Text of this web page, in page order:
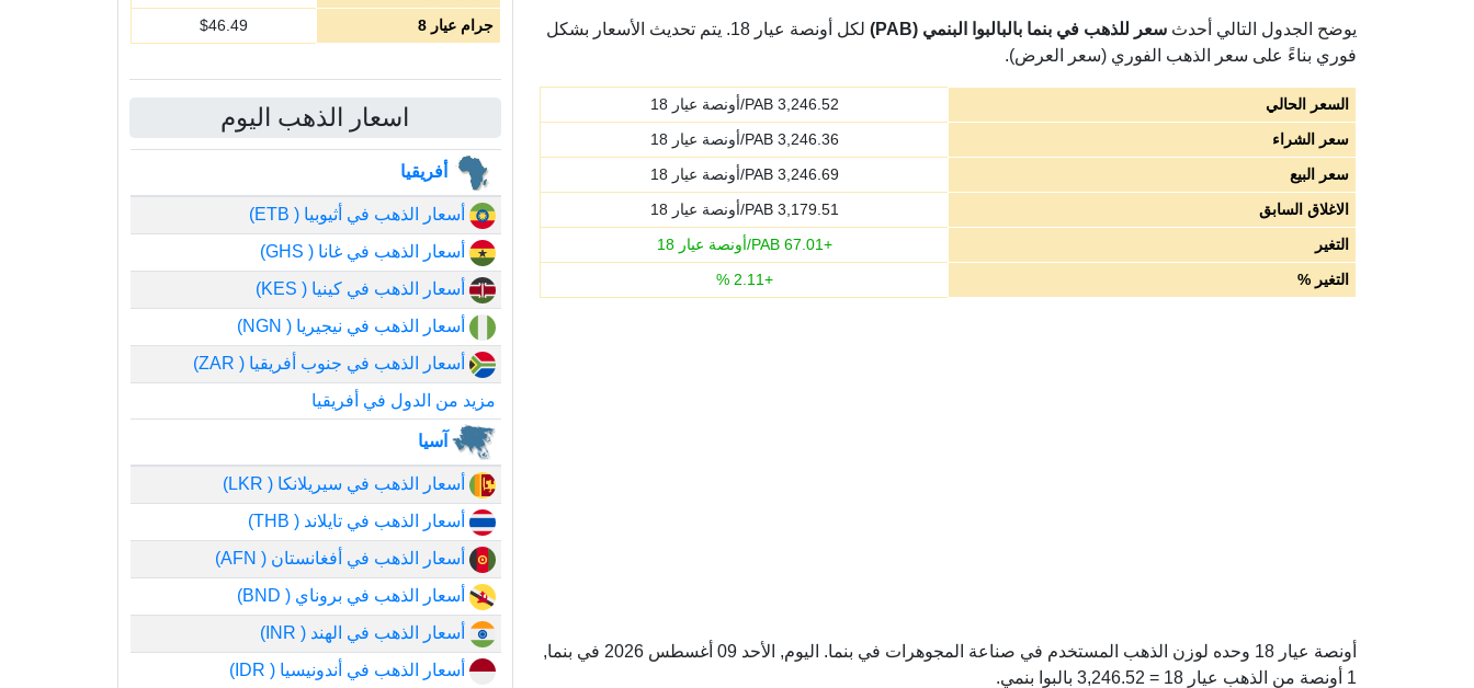
يوضح الجدول التالي أحدث سعر للذهب في بنما بالبالبوا البنمي (PAB)
لكل أونصة عيار 18. يتم تحديث الأسعار بشكل
فوري بناءً على سعر الذهب الفوري (سعر العرض).
السعر الحالي 3,246.52 PAB/أونصة عيار 18
سعر الشراء
3,246.36 PAB/أونصة عيار 18
سعر البيع
3,246.69 PAB/أونصة عيار 18
الاغلاق السابق
3,179.51 PAB/أونصة عيار 18
التغير
+
67.01 PAB/أونصة عيار 18
التغير %
+
2.11
%
أونصة عيار 18 وحده لوزن الذهب المستخدم في صناعة المجوهرات في بنما. اليوم, الأحد 09 أغسطس 2026 في بنما,
1 أونصة من الذهب عيار 18 = 3,246.52 بالبوا بنمي.
جرام عيار 8
$46.49
اسعار الذهب اليوم
أفريقيا
أسعار الذهب في أثيوبيا ( ETB)
أسعار الذهب في غانا ( GHS)
أسعار الذهب في كينيا ( KES)
أسعار الذهب في نيجيريا ( NGN)
أسعار الذهب في جنوب أفريقيا ( ZAR)
مزيد من الدول في أفريقيا
آسيا
أسعار الذهب في سيريلانكا ( LKR)
أسعار الذهب في تايلاند ( THB)
أسعار الذهب في أفغانستان ( AFN)
أسعار الذهب في بروناي ( BND)
أسعار الذهب في الهند ( INR)
أسعار الذهب في أندونيسيا ( IDR)